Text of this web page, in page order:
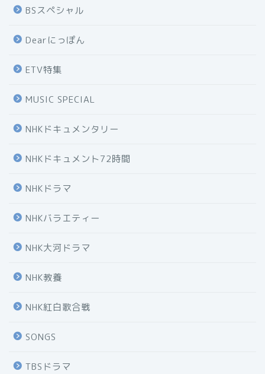
BSスペシャル
Dearにっぽん
ETV特集
MUSIC SPECIAL
NHKドキュメンタリー
NHKドキュメント72時間
NHKドラマ
NHKバラエティー
NHK大河ドラマ
NHK教養
NHK紅白歌合戦
SONGS
TBSドラマ